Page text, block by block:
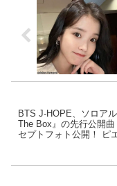
BTS J-HOPE、ソロア
The Box』の先行公開
セプトフォト公開！ ピ